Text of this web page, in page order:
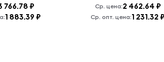
766.78 ₽
1 883.39 ₽
Ср. цена:2 462.64 ₽
Ср. опт. цена:1 231.32 ₽